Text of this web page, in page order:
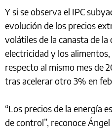
Y si se observa el IPC
evolución de los precios
volátiles de la canasta de la
electricidad y los
respecto al mismo mes de
tras acelerar otro 3% en
“Los precios de la energía
de control”, reconoce